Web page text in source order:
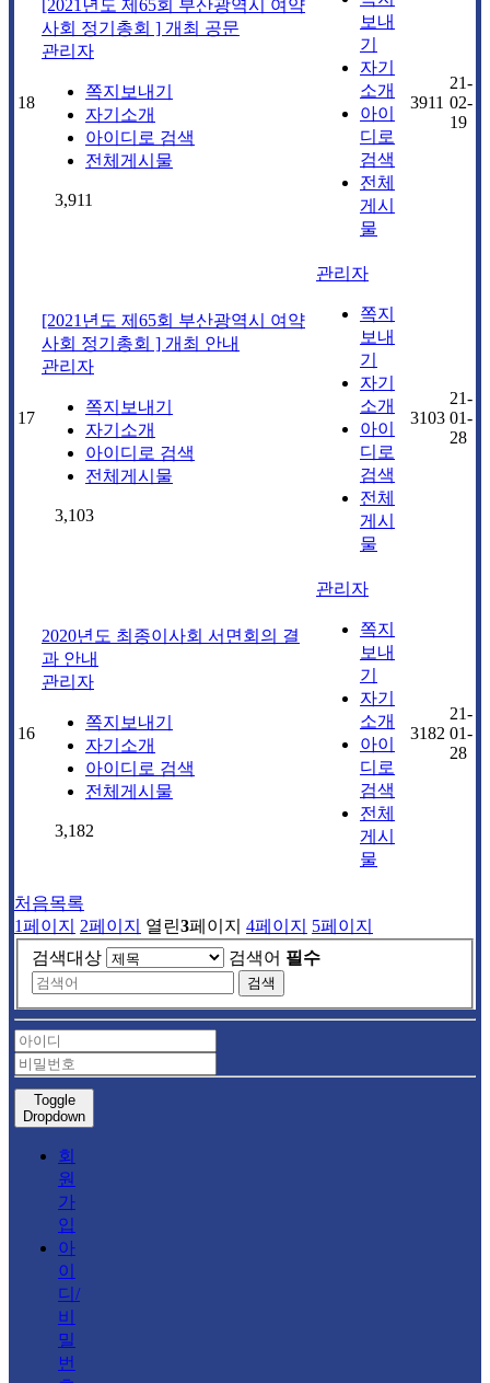
18
[2021년도 제65회 부산광역시 여약
사회 정기총회 ] 개최 공문
관리자
쪽지보내기
자기소개
아이디로 검색
전체게시물
3,911
보내
기
자기
소개
아이
디로
검색
전체
게시
물
3911
21-
02-
19
17
[2021년도 제65회 부산광역시 여약
사회 정기총회 ] 개최 안내
관리자
쪽지보내기
자기소개
아이디로 검색
전체게시물
3,103
관리자
쪽지
보내
기
자기
소개
아이
디로
검색
전체
게시
물
3103
21-
01-
28
16
2020년도 최종이사회 서면회의 결
과 안내
관리자
쪽지보내기
자기소개
아이디로 검색
전체게시물
3,182
관리자
쪽지
보내
기
자기
소개
아이
디로
검색
전체
게시
물
3182
21-
01-
28
처음목록
1페이지 2페이지 열린3페이지 4페이지 5페이지
검색대상
검색어 필수
검색
Toggle
Dropdown
회
원
가
입
아
이
디/
비
밀
번